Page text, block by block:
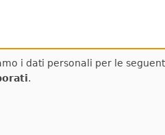
i dati personali per le
.